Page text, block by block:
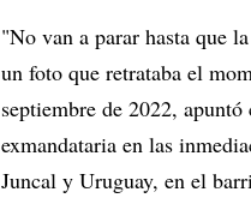
"No van a parar hasta que
un foto que retrataba el
septiembre de 2022,
exmandataria en las
Juncal y Uruguay, en el